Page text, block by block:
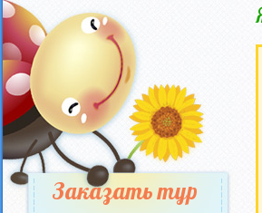
Заказать тур